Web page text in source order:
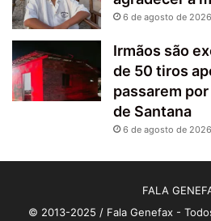
6 de agosto de 2026
Irmãos são
de 50 tiros
passarem
de Santana
6 de agosto de 2026
FALA
© 2013-2025 / Fala Genefax -